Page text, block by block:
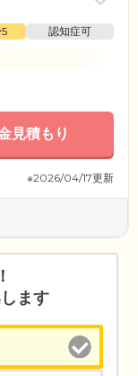
認知症可
見積もり
※2026/04/17更新
ます